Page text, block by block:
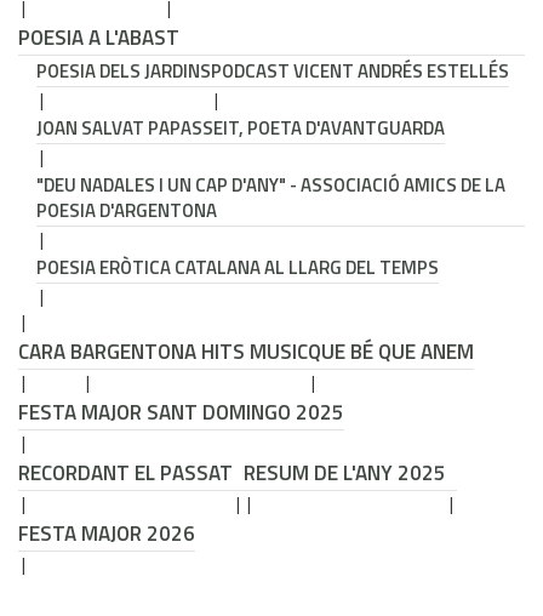
POESIA A L'ABAST
POESIA DELS JARDINSPODCAST VICENT ANDRÉS ESTELLÉS
JOAN SALVAT PAPASSEIT, POETA D'AVANTGUARDA
"DEU NADALES I UN CAP D'ANY" - ASSOCIACIÓ AMICS DE LA
POESIA D'ARGENTONA
POESIA ERÒTICA CATALANA AL LLARG DEL TEMPS
CARA BARGENTONA HITS MUSICQUE BÉ QUE ANEM
FESTA MAJOR SANT DOMINGO 2025
RECORDANT EL PASSAT RESUM DE L'ANY 2025
FESTA MAJOR 2026